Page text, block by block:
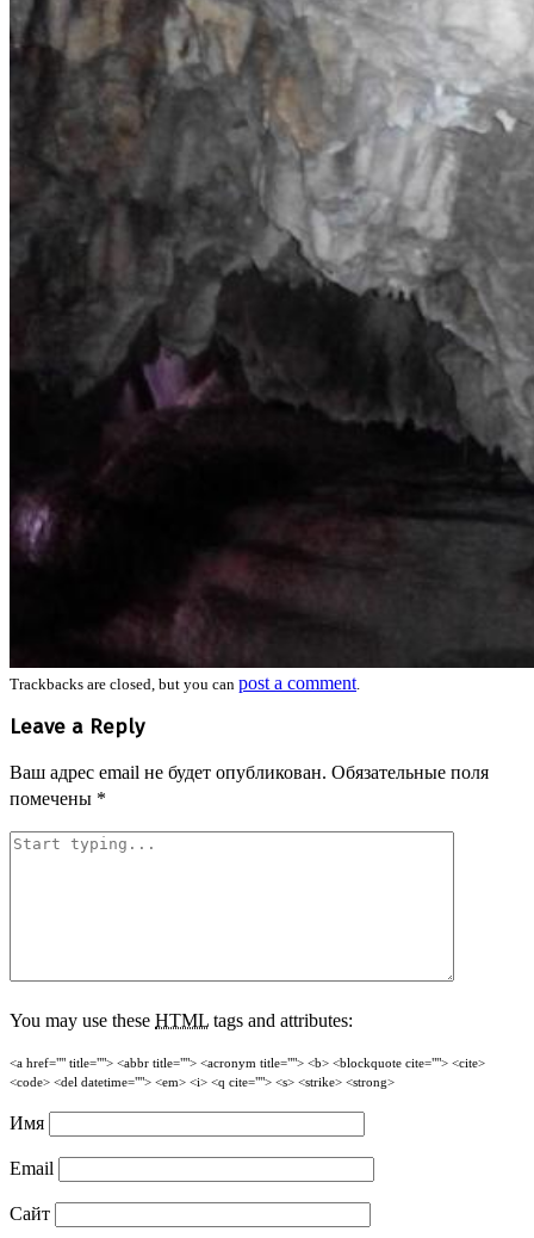
Trackbacks are closed, but you can post a comment.
Leave a Reply
Ваш адрес email не будет опубликован. Обязательные поля
помечены *
You may use these HTML tags and attributes:
<a href="" title=""> <abbr title=""> <acronym title=""> <b> <blockquote cite=""> <cite>
<code> <del datetime=""> <em> <i> <q cite=""> <s> <strike> <strong>
Имя
Email
Сайт